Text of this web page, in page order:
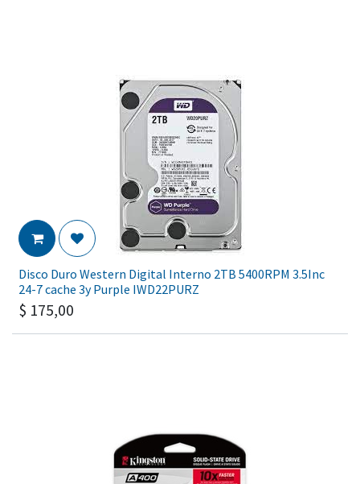
Disco Duro Western Digital Interno 2TB 5400RPM 3.5Inc
24-7 cache 3y Purple IWD22PURZ
$ 175,00